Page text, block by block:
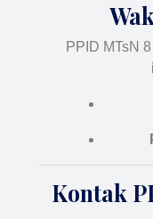
PPID MTsN
Kontak